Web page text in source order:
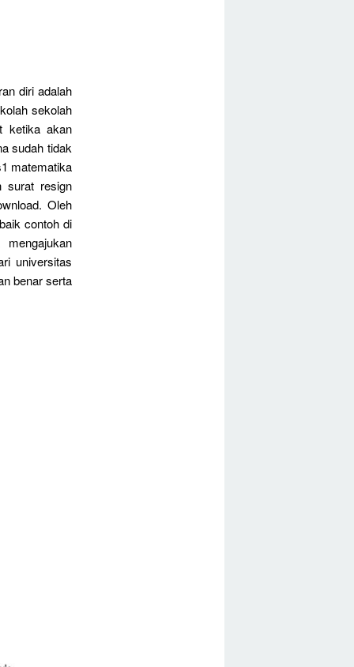
diri adalah
sekolah
ketika akan
sudah tidak
matematika
surat resign
Oleh
contoh di
universitas
benar serta